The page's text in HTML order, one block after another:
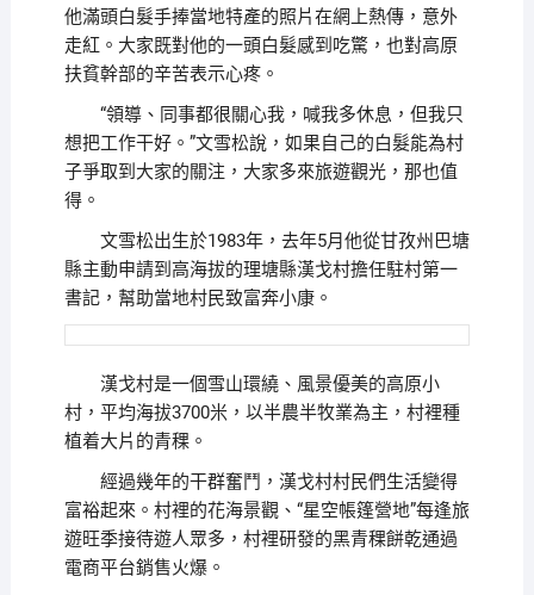
他滿頭白髮手捧當地特產的照片在網上熱傳，意外
走紅。大家既對他的一頭白髮感到吃驚，也對高原
扶貧幹部的辛苦表示心疼。
“領導、同事都很關心我，喊我多休息，但我只
想把工作干好。”文雪松說，如果自己的白髮能為村
子爭取到大家的關注，大家多來旅遊觀光，那也值
得。
文雪松出生於1983年，去年5月他從甘孜州巴塘
縣主動申請到高海拔的理塘縣漢戈村擔任駐村第一
書記，幫助當地村民致富奔小康。
漢戈村是一個雪山環繞、風景優美的高原小
村，平均海拔3700米，以半農半牧業為主，村裡種
植着大片的青稞。
經過幾年的干群奮鬥，漢戈村村民們生活變得
富裕起來。村裡的花海景觀、“星空帳篷營地”每逢旅
遊旺季接待遊人眾多，村裡研發的黑青稞餅乾通過
電商平台銷售火爆。